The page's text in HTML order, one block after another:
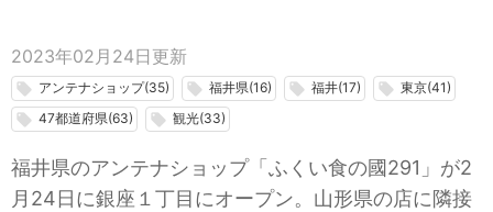
2023年02月24日 更新
local_offer アンテナショップ(35) local_offer 福井県(16) local_offer 福井(17) local_offer 東京(41)
local_offer 47都道府県(63) local_offer 観光(33)
福井県のアンテナショップ「ふくい食の國291」が2
月24日に銀座１丁目にオープン。山形県の店に隣接